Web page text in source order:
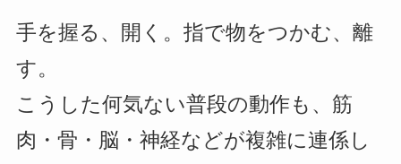
手を握る、開く。指で物をつかむ、離
す。
こうした何気ない普段の動作も、筋
肉・骨・脳・神経などが複雑に連係し